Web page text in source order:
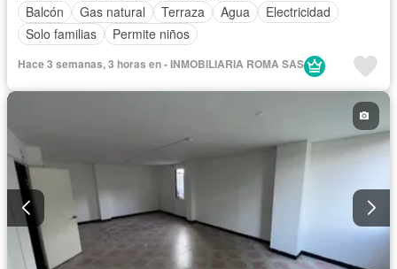
Balcón
Gas natural Terraza Agua
Electricidad
Solo familias
Permite niños
Hace 3 semanas, 3 horas en - INMOBILIARIA ROMA SAS